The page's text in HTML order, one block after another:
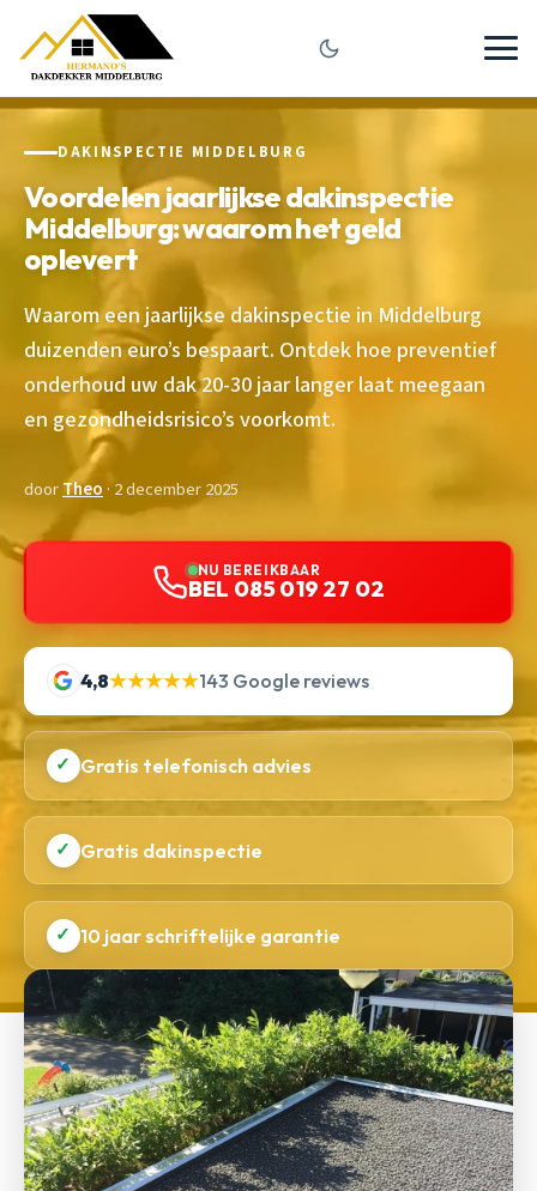
DAKINSPECTIE MIDDELBURG
Voordelen jaarlijkse dakinspectie
Middelburg: waarom het geld
oplevert
Waarom een jaarlijkse dakinspectie in Middelburg
duizenden euro’s bespaart. Ontdek hoe preventief
onderhoud uw dak 20-30 jaar langer laat meegaan
en gezondheidsrisico’s voorkomt.
doorTheo · 2 december 2025
NU BEREIKBAAR
BEL 085 019 27 02
4,8★★★★★143 Google reviews
✓ Gratis telefonisch advies
✓ Gratis dakinspectie
✓ 10 jaar schriftelijke garantie